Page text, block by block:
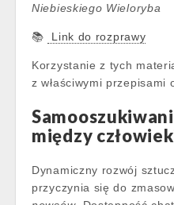
Niebieskiego Wieloryba
📚 Link do rozprawy
Korzystanie z tych
z właściwymi przepisami
między
Dynamiczny rozwój
przyczynia się do